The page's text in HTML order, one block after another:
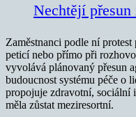
Nechtějí
Zaměstnanci podle ní
peticí nebo přímo při
vyvolává plánovaný přesun
budoucnost systému péče o
propojuje zdravotní, sociální
měla zůstat meziresortní.